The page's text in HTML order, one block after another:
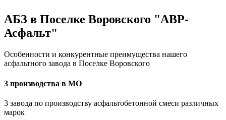
АБЗ в Поселке Воровского "АВР-
Асфальт"
Особенности и конкурентные преимущества нашего
асфальтного завода в Поселке Воровского
3 производства в МО
3 завода по производству асфальтобетонной смеси различных
марок